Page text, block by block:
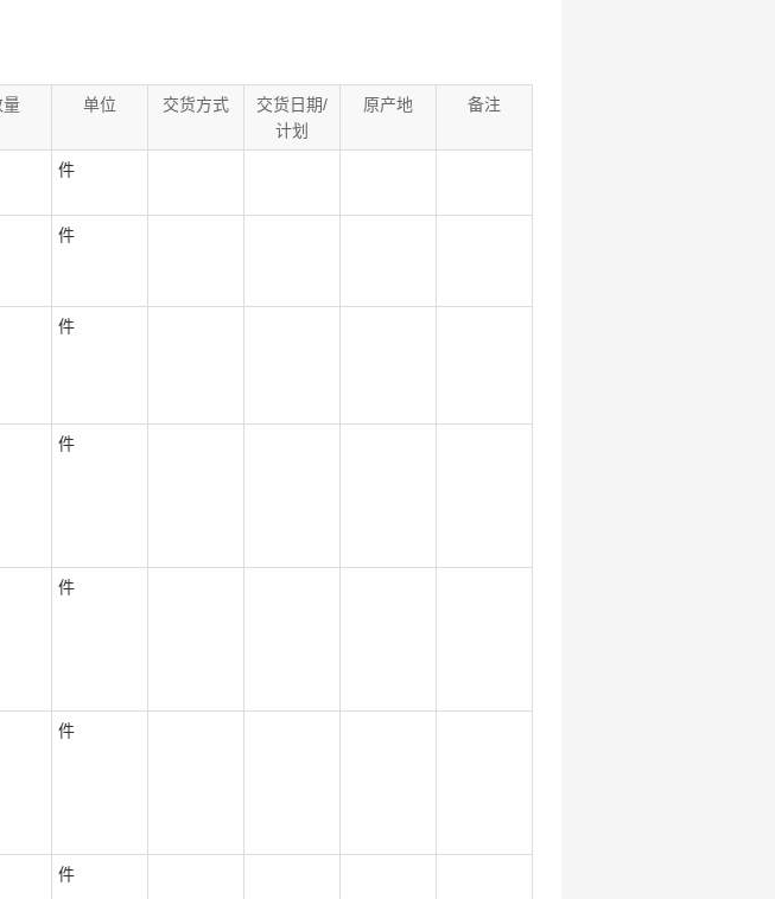
量 单位 交货方式
交货日期/
计划
原产地 备注
件
件
件
件
件
件
件